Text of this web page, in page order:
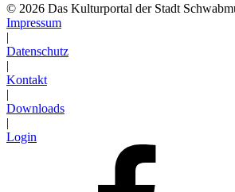
© 2026 Das Kulturportal der Stadt
Impressum
|
Datenschutz
|
Kontakt
|
Downloads
|
Login